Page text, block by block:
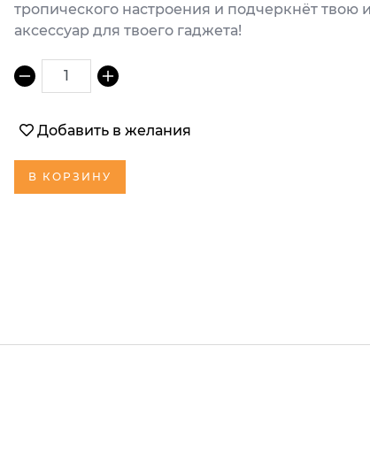
тропического настроения и подчеркнёт
аксессуар для твоего гаджета!
1
Добавить в желания
В КОРЗИНУ